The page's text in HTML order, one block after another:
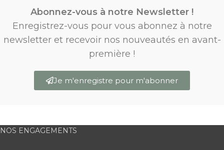
Abonnez-vous à notre Newsletter !
Enregistrez-vous pour vous abonnez à notre
newsletter et recevoir nos nouveautés en avant-
première !
Je m'enregistre pour m'abonner
NOS ENGAGEMENTS